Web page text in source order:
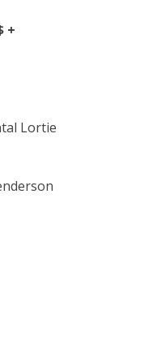
+
Lortie